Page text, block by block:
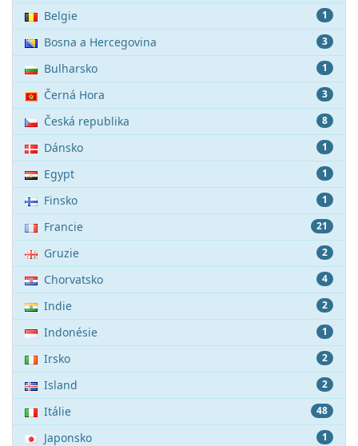
1
Belgie
3
Bosna a Hercegovina
1
Bulharsko
3
Černá Hora
8
Česká republika
1
Dánsko
1
Egypt
1
Finsko
21
Francie
2
Gruzie
4
Chorvatsko
2
Indie
1
Indonésie
2
Irsko
2
Island
48
Itálie
1
Japonsko